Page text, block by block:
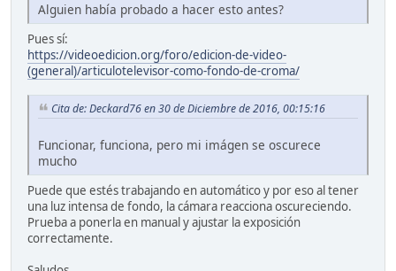
Alguien había probado a hacer esto antes?
Pues sí:
https://videoedicion.org/foro/edicion-de-video-
(general)/articulotelevisor-como-fondo-de-croma/
Cita de: Deckard76 en 30 de Diciembre de 2016, 00:15:16
Funcionar, funciona, pero mi imágen se oscurece
mucho
Puede que estés trabajando en automático y por eso al tener
una luz intensa de fondo, la cámara reacciona oscureciendo.
Prueba a ponerla en manual y ajustar la exposición
correctamente.